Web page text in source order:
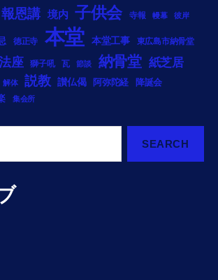
報恩講 境内 子供会 寺報 幔幕 彼岸
徳正寺 本堂 本堂工事 東広島市納骨堂
座 獅子吼 瓦 節談 納骨堂 紙芝居
解体 説教 讃仏偈 阿弥陀経 降誕会
集会所